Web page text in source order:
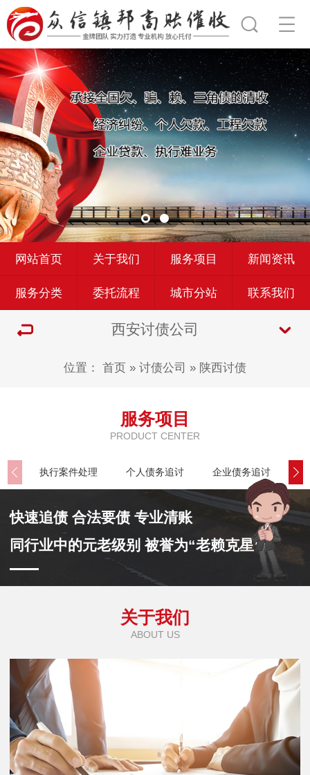
网站首页 关于我们 服务项目 新闻资讯
服务分类 委托流程 城市分站 联系我们
西安讨债公司
位置： 首页 » 讨债公司 » 陕西讨债
服务项目
PRODUCT CENTER
执行案件处理 个人债务追讨 企业债务追讨
快速追债 合法要债 专业清账
同行业中的元老级别 被誉为“老赖克星”
关于我们
ABOUT US